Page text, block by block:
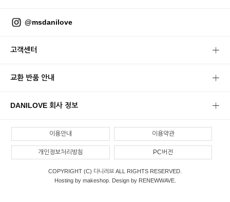
@msdanilove
고객센터
교환 반품 안내
DANILOVE 회사 정보
이용안내 이용약관
개인정보처리방침 PC버전
COPYRIGHT (C) 다니러브 ALL RIGHTS RESERVED.
Hosting by makeshop. Design by RENEWWAVE.